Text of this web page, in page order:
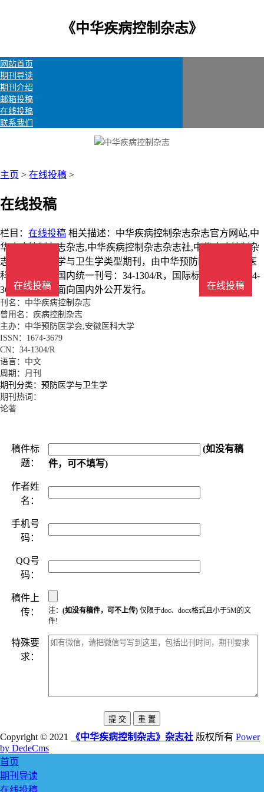
《中华疾病控制杂志》
网站首页
期刊导读
期刊介绍
邮箱投稿
在线投稿
联系我们
主页 > 在线投稿 >
在线投稿
栏目： 在线投稿 相关描述：中华疾病控制杂志杂志官方网站,中
华疾病控制杂志杂志,中华疾病控制杂志杂志社,中华疾病控制杂
志属于预防医学与卫生学类型期刊，由中华预防医学会;安徽医
科大学主办，国内统一刊号：34-1304/R，国际标准刊号：1674-
3679，月刊，面向国内外公开发行。
刊名：中华疾病控制杂志
曾用名：疾病控制杂志
主办：中华预防医学会;安徽医科大学
ISSN：1674-3679
CN：34-1304/R
语言：中文
周期：月刊
期刊分类：预防医学与卫生学
期刊热词：
论著
稿件标
题：
(如没有稿
件，可不填写)
作者姓
名：
手机号
码：
QQ号
码：
稿件上
传：
注： (如没有稿件，可不上传) 仅限于doc、docx格式且小于5M的文
件!
特殊要
求：
Copyright © 2021 《中华疾病控制杂志》杂志社 版权所有 Power
by DedeCms
首页
期刊导读
在线投稿
在线投稿
在线投稿